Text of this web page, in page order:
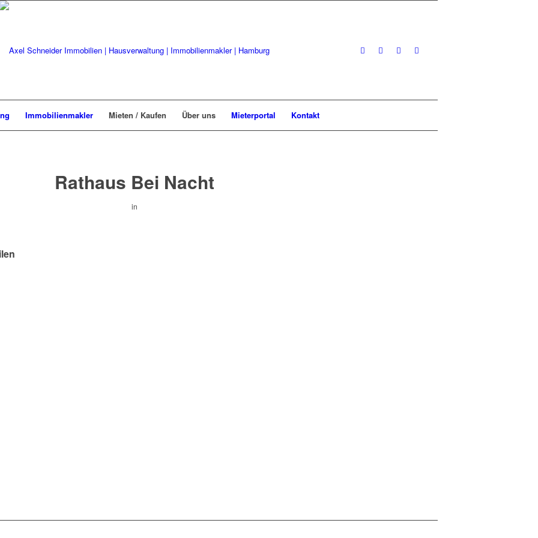
Immobilienmakler Mieten / Kaufen Über uns Mieterportal Kontakt
Rathaus Bei Nacht
in